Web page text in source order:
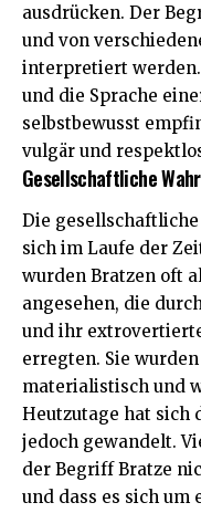
ausdrücken. Der
und von
interpretiert
und die Sprache
selbstbewusst
vulgär und
Gesellschaftliche
Die
sich im Laufe der
wurden Bratzen oft
angesehen, die
und ihr
erregten. Sie
materialistisch und
Heutzutage hat sich
jedoch gewandelt.
der Begriff Bratze
und dass es sich um